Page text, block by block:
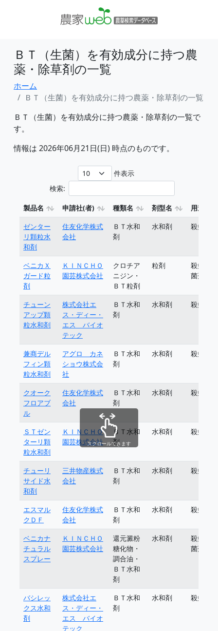
ＢＴ（生菌）を有効成分に持つ農
薬・除草剤の一覧
ホーム
ＢＴ（生菌）を有効成分に持つ農薬・除草剤の一覧
ＢＴ（生菌）を有効成分に持つ農薬・除草剤の一覧で
す。
情報は 2026年06月21日(日) 時点のものです。
件表示
検索:
製品名 申請社(者) 種類名 剤型名
用途
ゼンター
リ顆粒水
和剤
住友化学株式
会社
ＢＴ水和
剤
水和剤 殺虫剤
ベニカＸ
ガード粒
剤
ＫＩＮＣＨＯ
園芸株式会社
クロチア
ニジン・
ＢＴ粒剤
粒剤
殺虫殺
菌剤
チューン
アップ顆
粒水和剤
株式会社エ
ス・ディー・
エス バイオ
テック
ＢＴ水和
剤
水和剤 殺虫剤
兼商デル
フィン顆
粒水和剤
アグロ カネ
ショウ株式会
社
ＢＴ水和
剤
水和剤 殺虫剤
クオーク
フロアブ
ル
住友化学株式
会社
ＢＴ水和
剤
水和剤 殺虫剤
ＳＴゼン
ターリ顆
粒水和剤
ＫＩＮＣＨＯ
園芸株式会社
ＢＴ水和
剤
水和剤 殺虫剤
チューリ
サイド水
和剤
三井物産株式
会社
ＢＴ水和
剤
水和剤 殺虫剤
エスマル
クＤＦ
住友化学株式
会社
ＢＴ水和
剤
水和剤 殺虫剤
ベニカナ
チュラル
スプレー
ＫＩＮＣＨＯ
園芸株式会社
還元澱粉
糖化物・
調合油・
ＢＴ水和
剤
水和剤
殺虫殺
菌剤
バシレッ
クス水和
剤
株式会社エ
ス・ディー・
エス バイオ
テック
ＢＴ水和
剤
水和剤 殺虫剤
スクロールできます